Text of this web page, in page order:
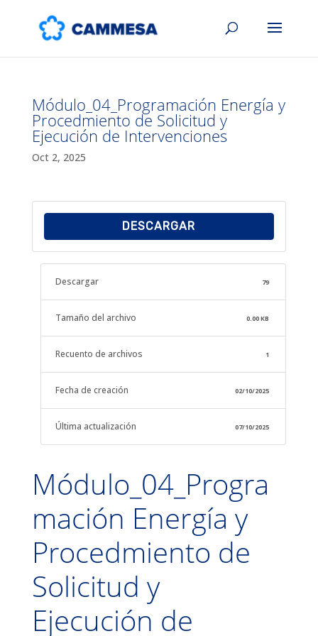
Módulo_04_Programación Energía y
Procedmiento de Solicitud y
Ejecución de Intervenciones
Oct 2, 2025
DESCARGAR
Descargar 79
Tamaño del archivo 0.00 KB
Recuento de archivos 1
Fecha de creación 02/10/2025
Última actualización 07/10/2025
Módulo_04_Progra
mación Energía y
Procedmiento de
Solicitud y
Ejecución de